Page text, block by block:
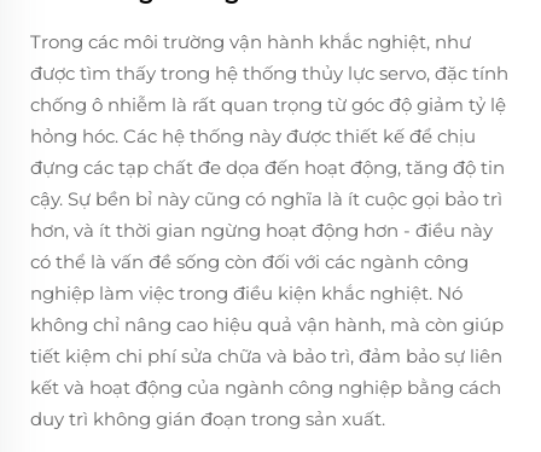
Trong các môi trường vận hành khắc nghiệt, như
được tìm thấy trong hệ thống thủy lực servo, đặc tính
chống ô nhiễm là rất quan trọng từ góc độ giảm tỷ lệ
hỏng hóc. Các hệ thống này được thiết kế để chịu
đựng các tạp chất đe dọa đến hoạt động, tăng độ tin
cậy. Sự bền bỉ này cũng có nghĩa là ít cuộc gọi bảo trì
hơn, và ít thời gian ngừng hoạt động hơn - điều này
có thể là vấn đề sống còn đối với các ngành công
nghiệp làm việc trong điều kiện khắc nghiệt. Nó
không chỉ nâng cao hiệu quả vận hành, mà còn giúp
tiết kiệm chi phí sửa chữa và bảo trì, đảm bảo sự liên
kết và hoạt động của ngành công nghiệp bằng cách
duy trì không gián đoạn trong sản xuất.